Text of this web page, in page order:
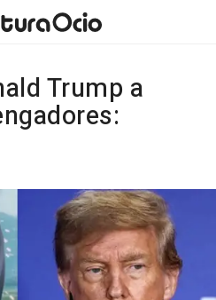
Trump a